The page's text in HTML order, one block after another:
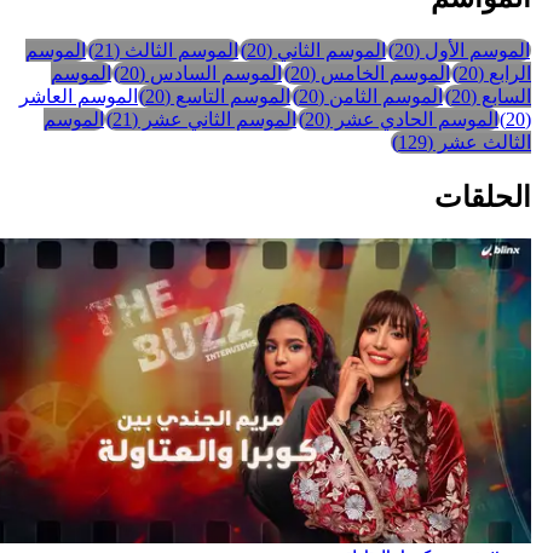
الموسم الأول (
20
)الموسم الثاني(
20
)الموسم الثالث(
21
)الموسم
الرابع(
20
)الموسم الخامس (
20
)الموسم السادس (
20
)الموسم
السابع(
20
)الموسم الثامن(
20
)الموسم التاسع(
20
)الموسم العاشر
20
)الموسم الحادي عشر(
20
)الموسم الثاني عشر(
21
)الموسم
الثالث عشر(
129
)
الحلقات